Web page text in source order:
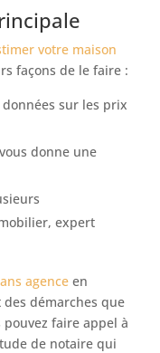
votre maison
façons de le faire :
données sur les prix
donne une
expert
agence en
démarches que
pouvez faire appel à
de notaire qui